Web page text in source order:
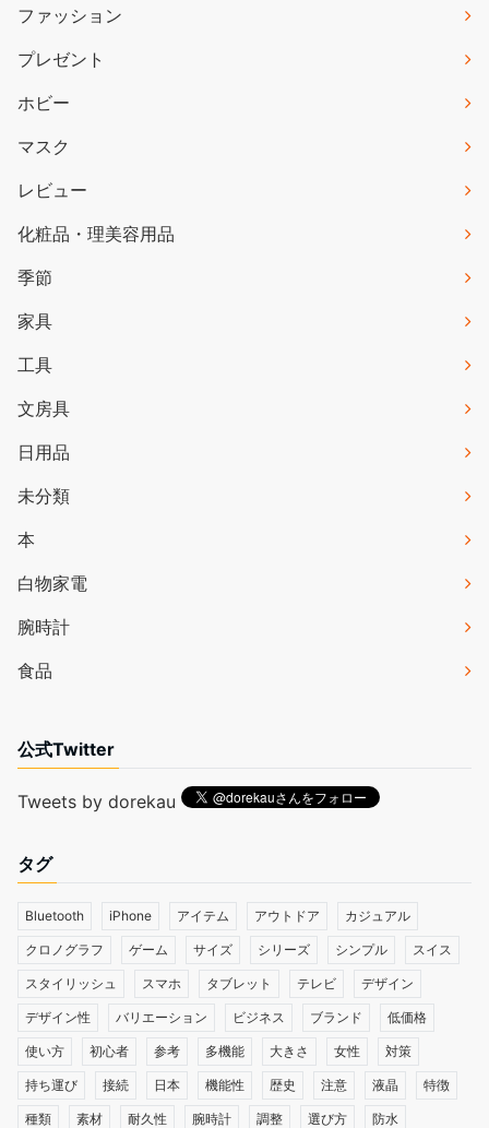
ファッション
プレゼント
ホビー
マスク
レビュー
化粧品・理美容用品
季節
家具
工具
文房具
日用品
未分類
本
白物家電
腕時計
食品
公式Twitter
Tweets by dorekau
タグ
Bluetooth iPhone アイテム アウトドア カジュアル
クロノグラフ ゲーム サイズ シリーズ シンプル スイス
スタイリッシュ スマホ タブレット テレビ デザイン
デザイン性 バリエーション ビジネス ブランド 低価格
使い方 初心者 参考 多機能 大きさ 女性 対策
持ち運び 接続 日本 機能性 歴史 注意 液晶 特徴
種類 素材 耐久性 腕時計 調整 選び方 防水